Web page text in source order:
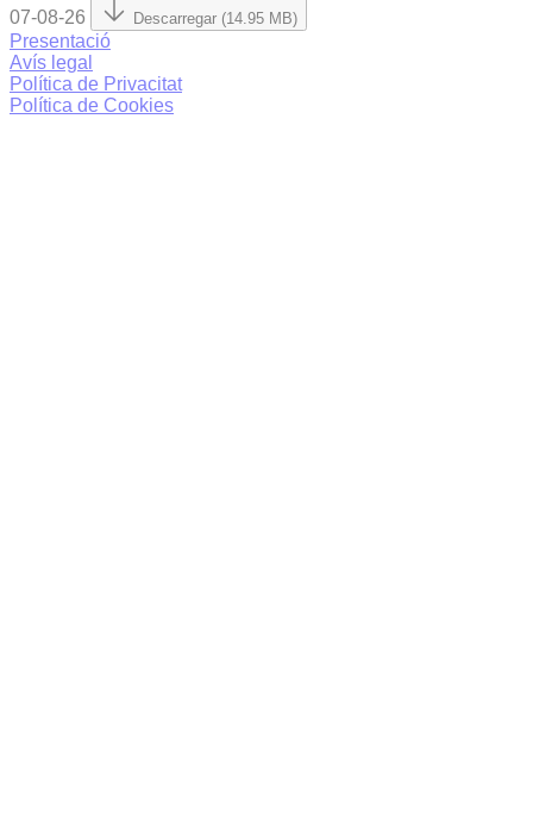
07-08-26 Descarregar (14.95 MB)
Presentació
Avís legal
Política de Privacitat
Política de Cookies